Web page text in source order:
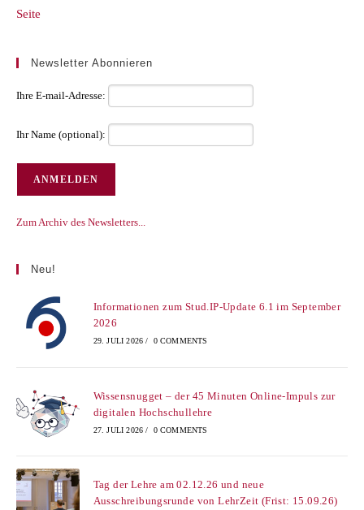
Seite
Newsletter Abonnieren
Ihre E-mail-Adresse:
Ihr Name (optional):
Zum Archiv des Newsletters...
Neu!
Informationen zum Stud.IP-Update 6.1 im September
2026
29. JULI 2026 / 0 COMMENTS
Wissensnugget – der 45 Minuten Online-Impuls zur
digitalen Hochschullehre
27. JULI 2026 / 0 COMMENTS
Tag der Lehre am 02.12.26 und neue
Ausschreibungsrunde von LehrZeit (Frist: 15.09.26)